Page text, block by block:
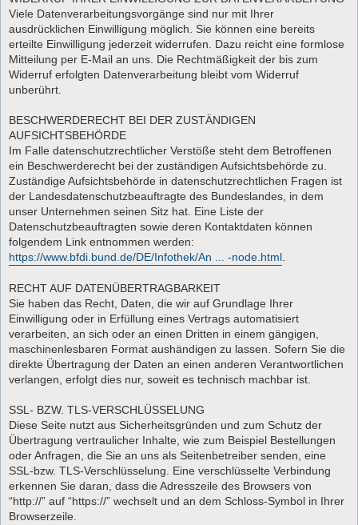
Viele Datenverarbeitungsvorgänge sind nur mit Ihrer
ausdrücklichen Einwilligung möglich. Sie können eine bereits
erteilte Einwilligung jederzeit widerrufen. Dazu reicht eine formlose
Mitteilung per E-Mail an uns. Die Rechtmäßigkeit der bis zum
Widerruf erfolgten Datenverarbeitung bleibt vom Widerruf
unberührt.
BESCHWERDERECHT BEI DER ZUSTÄNDIGEN
AUFSICHTSBEHÖRDE
Im Falle datenschutzrechtlicher Verstöße steht dem Betroffenen
ein Beschwerderecht bei der zuständigen Aufsichtsbehörde zu.
Zuständige Aufsichtsbehörde in datenschutzrechtlichen Fragen ist
der Landesdatenschutzbeauftragte des Bundeslandes, in dem
unser Unternehmen seinen Sitz hat. Eine Liste der
Datenschutzbeauftragten sowie deren Kontaktdaten können
folgendem Link entnommen werden:
https://www.bfdi.bund.de/DE/Infothek/An ... -node.html
RECHT AUF DATENÜBERTRAGBARKEIT
Sie haben das Recht, Daten, die wir auf Grundlage Ihrer
Einwilligung oder in Erfüllung eines Vertrags automatisiert
verarbeiten, an sich oder an einen Dritten in einem gängigen,
maschinenlesbaren Format aushändigen zu lassen. Sofern Sie die
direkte Übertragung der Daten an einen anderen Verantwortlichen
verlangen, erfolgt dies nur, soweit es technisch machbar ist.
SSL- BZW. TLS-VERSCHLÜSSELUNG
Diese Seite nutzt aus Sicherheitsgründen und zum Schutz der
Übertragung vertraulicher Inhalte, wie zum Beispiel Bestellungen
oder Anfragen, die Sie an uns als Seitenbetreiber senden, eine
SSL-bzw. TLS-Verschlüsselung. Eine verschlüsselte Verbindung
erkennen Sie daran, dass die Adresszeile des Browsers von
“http://” auf “https://” wechselt und an dem Schloss-Symbol in Ihrer
Browserzeile.